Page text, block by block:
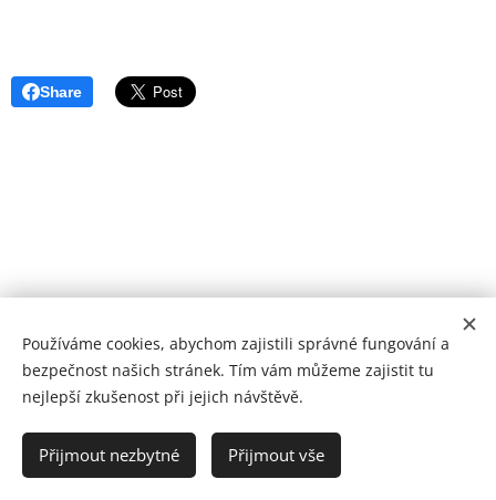
Share
Poliklinika Králův Dvůr | Jsme tu pro vaše zdraví
BH MED s.r.o. ® 2025
Cookies
Používáme cookies, abychom zajistili správné fungování a
bezpečnost našich stránek. Tím vám můžeme zajistit tu
nejlepší zkušenost při jejich návštěvě.
Přijmout nezbytné Přijmout vše